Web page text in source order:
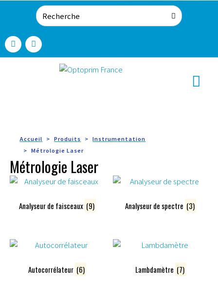
Accueil Produits
Instrumentation
Métrologie Laser
Métrologie Laser
Analyseur de faisceaux (9) Analyseur de spectre (3)
Autocorrélateur (6) Lambdamètre (7)